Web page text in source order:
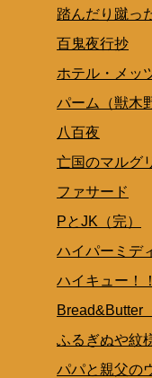
踏んだり蹴っ
百鬼夜行抄
ホテル・メッ
パーム（獣木
八百夜
亡国のマルグ
ファサード
PとJK（完）
ハイパーミデ
ハイキュー！
Bread&Butter
ふるぎぬや紋
パパと親父の